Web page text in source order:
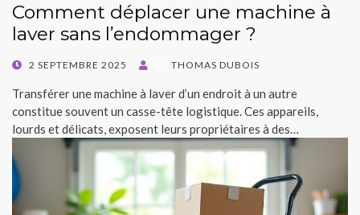
Comment déplacer une machine à
laver sans l’endommager ?
POSTED
2 SEPTEMBRE 2025 THOMAS DUBOIS
Transférer une machine à laver d’un endroit à un autre
constitue souvent un casse-tête logistique. Ces appareils,
lourds et délicats, exposent leurs propriétaires à des…